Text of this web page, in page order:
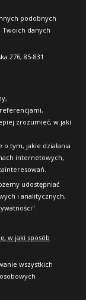
podobnych
danych
276, 85-831
zrozumieć, w jaki
tym, jakie działania
internetowych,
udostępniać
i analitycznych,
w jaki sposób
wszystkich